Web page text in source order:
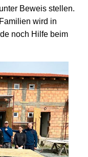
Beweis stellen.
wird in
noch Hilfe beim